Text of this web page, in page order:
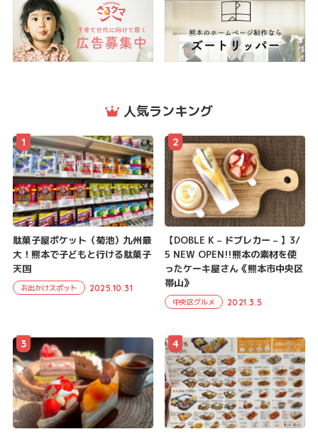
人気ランキング
駄菓子屋ポケット（菊池）九州最
大！熊本で子どもと行ける駄菓子
天国
お出かけスポット 2025.10.31
1
【DOBLE K – ドブレカー – 】3/
5 NEW OPEN!!熊本の素材を使
ったケーキ屋さん《熊本市中央区
帯山》
中央区グルメ 2021.3.5
2
3 4